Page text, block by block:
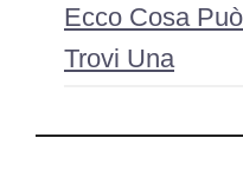
Ecco Cosa
Trovi Una